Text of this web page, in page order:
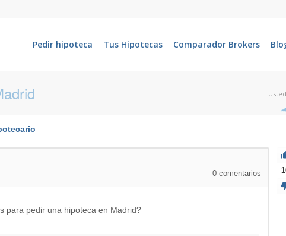
Pedir hipoteca Tus Hipotecas Comparador Brokers
0 comentarios
para pedir una hipoteca en Madrid?